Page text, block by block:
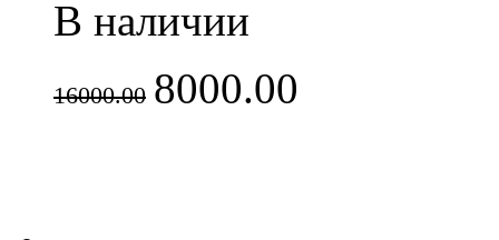
В наличии
16000.00 8000.00